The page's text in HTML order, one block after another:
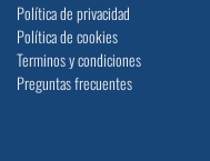
Política de privacidad
Política de cookies
Terminos y condiciones
Preguntas frecuentes